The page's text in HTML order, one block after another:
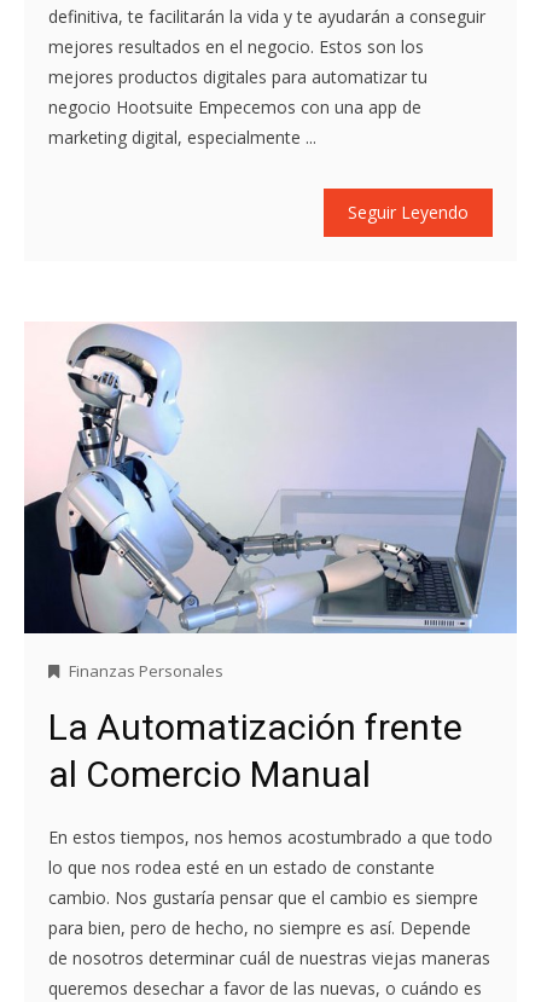
definitiva, te facilitarán la vida y te ayudarán a conseguir
mejores resultados en el negocio. Estos son los
mejores productos digitales para automatizar tu
negocio Hootsuite Empecemos con una app de
marketing digital, especialmente ...
Seguir Leyendo
Finanzas Personales
La Automatización frente
al Comercio Manual
En estos tiempos, nos hemos acostumbrado a que todo
lo que nos rodea esté en un estado de constante
cambio. Nos gustaría pensar que el cambio es siempre
para bien, pero de hecho, no siempre es así. Depende
de nosotros determinar cuál de nuestras viejas maneras
queremos desechar a favor de las nuevas, o cuándo es